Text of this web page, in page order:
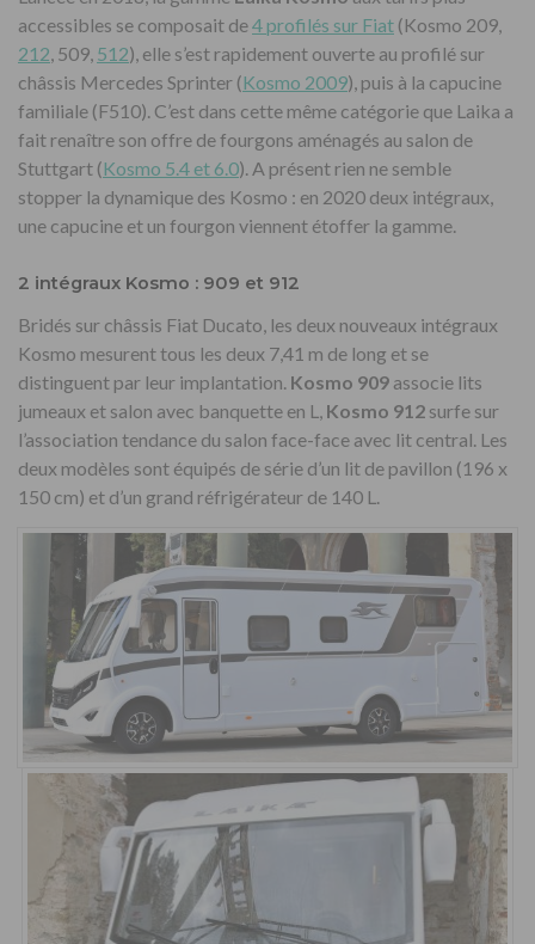
accessibles se composait de4 profilés sur Fiat (Kosmo 209,
212 , 509, 512), elle s’est rapidement ouverte au profilé sur
châssis Mercedes Sprinter (Kosmo 2009), puis à la capucine
familiale (F510). C’est dans cette même catégorie que Laika a
fait renaître son offre de fourgons aménagés au salon de
Stuttgart (Kosmo 5.4 et 6.0). A présent rien ne semble
stopper la dynamique des Kosmo : en 2020 deux intégraux,
une capucine et un fourgon viennent étoffer la gamme.
2 intégraux Kosmo : 909 et 912
Bridés sur châssis Fiat Ducato, les deux nouveaux intégraux
Kosmo mesurent tous les deux 7,41 m de long et se
distinguent par leur implantation. Kosmo 909 associe lits
jumeaux et salon avec banquette en L, Kosmo 912 surfe sur
l’association tendance du salon face-face avec lit central. Les
deux modèles sont équipés de série d’un lit de pavillon (196 x
150 cm) et d’un grand réfrigérateur de 140 L.